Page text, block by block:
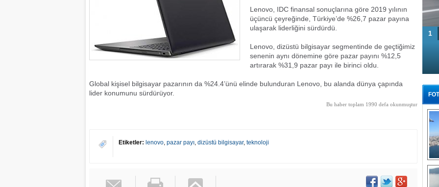
Lenovo , IDC finansal sonuçlarına göre 2019 yılının
üçüncü çeyreğinde, Türkiye’de %26,7 pazar payına
ulaşarak liderliğini sürdürdü.
Lenovo , dizüstü bilgisayar segmentinde de geçtiğimiz
senenin aynı dönemine göre pazar payını %12,5
artırarak %31,9 pazar payı ile birinci oldu.
Global kişisel bilgisayar pazarının da %24.4’ünü elinde bulunduran Lenovo , bu alanda dünya çapında
lider konumunu sürdürüyor.
Bu haber toplam 1990 defa okunmuştur
Etiketler: lenovo, pazar payı, dizüstü bilgisayar, teknoloji
1